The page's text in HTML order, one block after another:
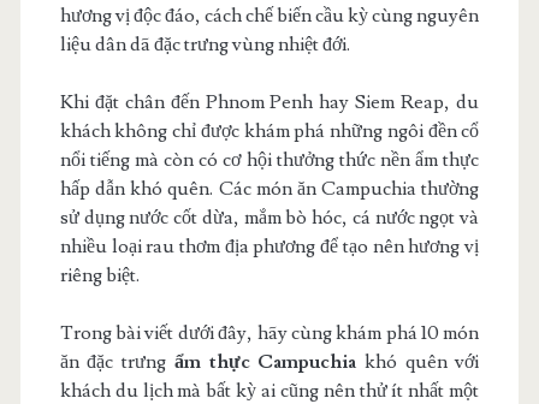
hương vị độc đáo, cách chế biến cầu kỳ cùng nguyên
liệu dân dã đặc trưng vùng nhiệt đới.
Khi đặt chân đến Phnom Penh hay Siem Reap, du
khách không chỉ được khám phá những ngôi đền cổ
nổi tiếng mà còn có cơ hội thưởng thức nền ẩm thực
hấp dẫn khó quên. Các món ăn Campuchia thường
sử dụng nước cốt dừa, mắm bò hóc, cá nước ngọt và
nhiều loại rau thơm địa phương để tạo nên hương vị
riêng biệt.
Trong bài viết dưới đây, hãy cùng khám phá 10 món
ăn đặc trưng ẩm thực Campuchia khó quên với
khách du lịch mà bất kỳ ai cũng nên thử ít nhất một